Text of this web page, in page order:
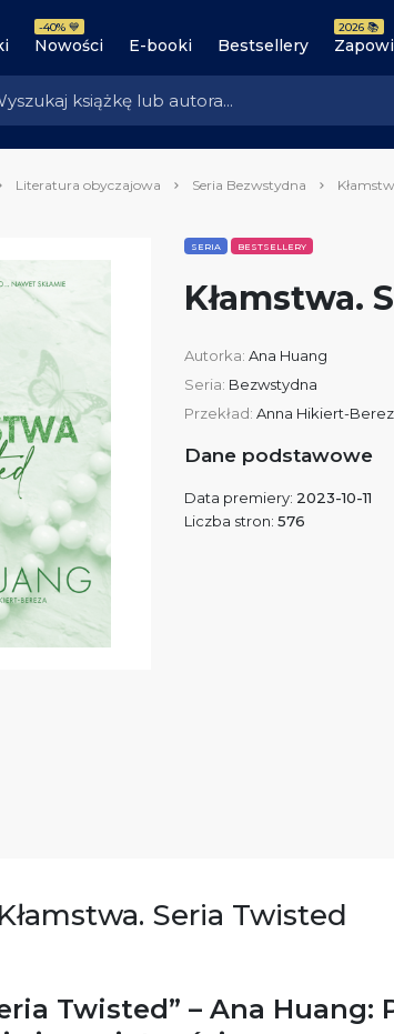
Nowości
-40% 💙
E-booki Bestsellery
2026 📚
Literatura obyczajowa Seria Bezwstydna
SERIA BESTSELLERY
Kłamstwa.
Autorka: Ana Huang
Seria: Bezwstydna
Przekład: Anna Hikiert-
Dane podstawowe
Data premiery: 2023-10-11
Liczba stron: 576
Seria Twisted
Twisted” – Ana